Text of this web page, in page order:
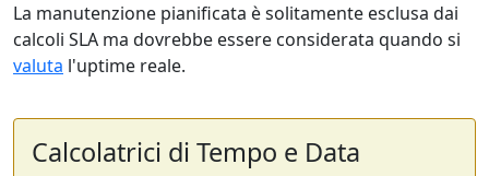
La manutenzione pianificata è solitamente esclusa dai
calcoli SLA ma dovrebbe essere considerata quando si
valuta l'uptime reale.
Calcolatrici di Tempo e Data